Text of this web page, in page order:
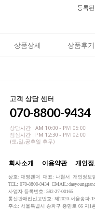
등록
상품상세 상품후기
고객 상담 센터
070-8800-9434
상담시간 : AM 10:00 - PM 05:00
점심시간 : PM 12:30 - PM 02:00
(토,일,공휴일 휴무)
회사소개 이용약관 개인
상호: 대영팬더 대표: 나현서 개인정보
TEL: 070-8800-9434
사업자 등록번호: 592-27-00165
통신판매업신고번호: 제2020-서울송파-
주소: 서울특별시 송파구 충민로 66 지1